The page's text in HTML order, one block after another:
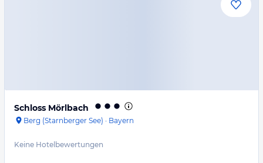
Schloss Mörlbach
Berg (Starnberger See) · Bayern
Keine Hotelbewertungen